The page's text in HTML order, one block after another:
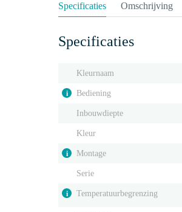
Specificaties Omschrijving
Specificaties
Kleurnaam
i Bediening
Inbouwdiepte
Kleur
i Montage
Serie
i Temperatuurbegrenzing